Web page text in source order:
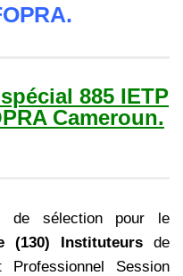
885 IETP
Cameroun.
de sélection pour le
(130) Instituteurs de
Professionnel Session